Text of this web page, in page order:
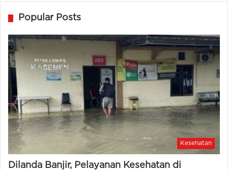
Popular Posts
Kesehatan
Dilanda Banjir, Pelayanan Kesehatan di